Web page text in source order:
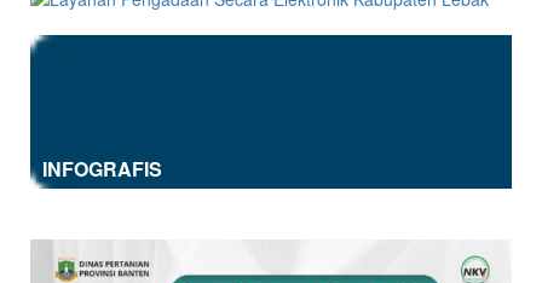
INFOGRAFIS